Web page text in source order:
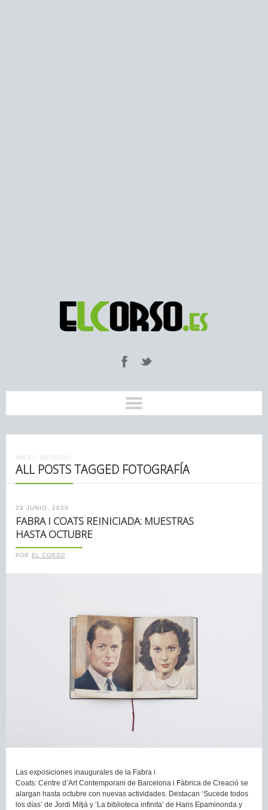
INICIO / NOTICIAS /
ALL POSTS TAGGED FOTOGRAFÍA
29 JUNIO, 2020
FABRA I COATS REINICIADA: MUESTRAS
HASTA OCTUBRE
POR EL CORSO
Las exposiciones inaugurales de la Fabra i
Coats: Centre d’Art Contemporani de Barcelona i Fàbrica de Creació se
alargan hasta octubre con nuevas actividades. Destacan ‘Sucede todos
los días’ de Jordi Mitjà y ‘La biblioteca infinita’ de Haris Epaminonda y